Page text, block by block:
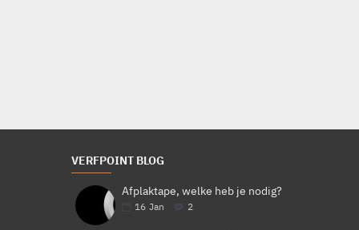
VERFPOINT BLOG
Afplaktape, welke heb je nodig?
16 Jan 2